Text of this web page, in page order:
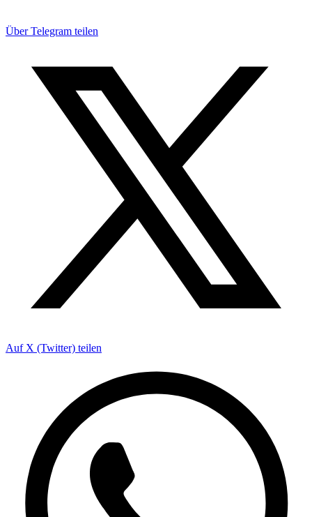
Über Telegram teilen
Auf X (Twitter) teilen